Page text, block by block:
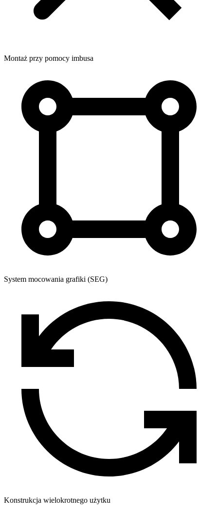
Montaż przy pomocy imbusa
System mocowania grafiki (SEG)
Konstrukcja wielokrotnego użytku